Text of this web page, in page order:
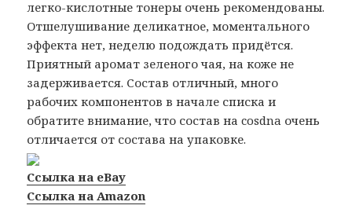
легко-кислотные тонеры очень рекомендованы.
Отшелушивание деликатное, моментального
эффекта нет, неделю подождать придётся.
Приятный аромат зеленого чая, на коже не
задерживается. Состав отличный, много
рабочих компонентов в начале списка и
обратите внимание, что состав на cosdna очень
отличается от состава на упаковке.
Ссылка на eBay
Ссылка на Amazon